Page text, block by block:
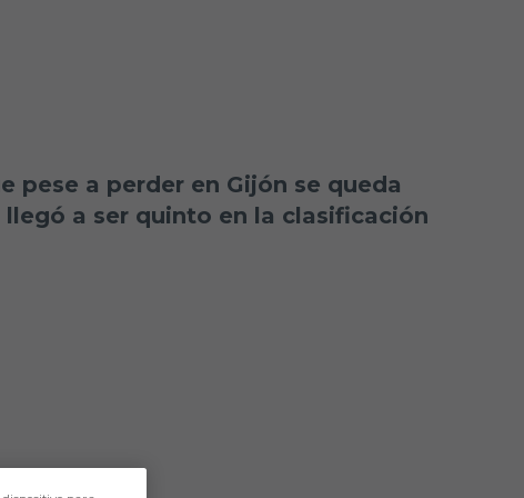
pese a perder en Gijón se queda
a ser quinto en la clasificación